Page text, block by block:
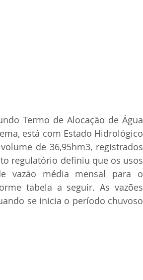
Termo de Alocação de Água
está com Estado Hidrológico
de 36,95hm3, registrados
regulatório definiu que os usos
vazão média mensal para o
tabela a seguir. As vazões
se inicia o período chuvoso